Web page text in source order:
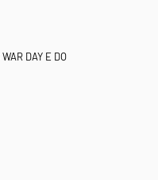
DAY E DO